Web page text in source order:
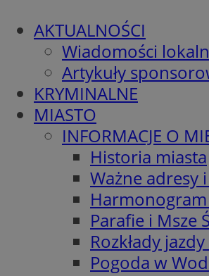
AKTUALNOŚCI
Wiadomości
Artykuły
KRYMINALNE
MIASTO
INFORMACJE O
Historia miasta
Ważne adresy
Parafie i Msze
Rozkłady
Pogoda w